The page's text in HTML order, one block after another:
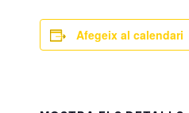
Afegeix al calendari